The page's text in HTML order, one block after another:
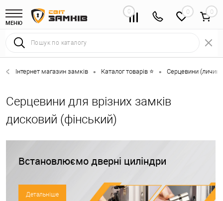
МЕНЮ
0 0
Інтернет магазин замків • Каталог товарів ⭐ • Серцевини
Серцевини для врізних замків
дисковий (фінський)
Встановлюємо дверні циліндри
Детальніше